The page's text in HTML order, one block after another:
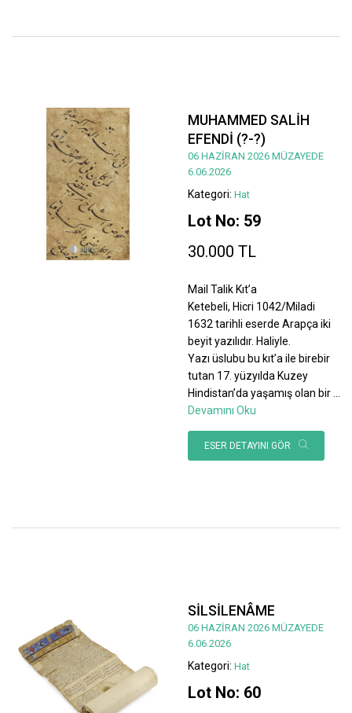
MUHAMMED SALİH
EFENDİ (?-?)
06 HAZİRAN 2026 MÜZAYEDE
6.06.2026
Kategori: Hat
Lot No: 59
30.000 TL
Mail Talik Kıt’a
Ketebeli, Hicri 1042/Miladi
1632 tarihli eserde Arapça iki
beyit yazılıdır. Haliyle.
Yazı üslubu bu kıt’a ile birebir
tutan 17. yüzyılda Kuzey
Hindistan’da yaşamış olan bir
Devamını Oku
ESER DETAYINI GÖR
SİLSİLENÂME
06 HAZİRAN 2026 MÜZAYEDE
6.06.2026
Kategori: Hat
Lot No: 60